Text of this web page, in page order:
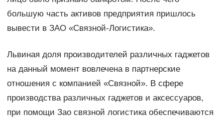
большую часть активов предприятия пришлось
вывести в ЗАО «Связной-Логистика».
Львиная доля производителей различных гаджетов
на данный момент вовлечена в партнерские
отношения с компанией «Связной». В сфере
производства различных гаджетов и аксессуаров,
при помощи Зао связной логистика обеспечиваются